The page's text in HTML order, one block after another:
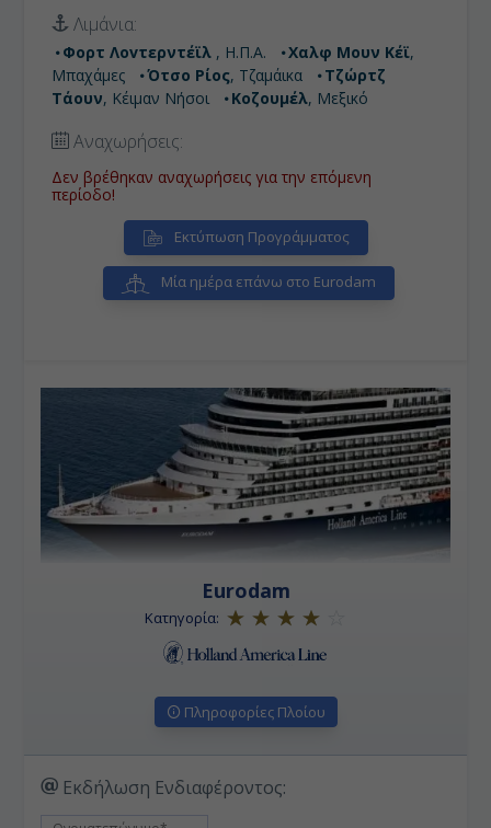
Τζωρτζτάουν για απόλυτη χαλάρωση, εξαιρετικό
φαγητό, έντονη νυχτερινή ζωή και φοβερά
υποβρύχια αξιοθέατα και προσβάσιμους υφάλους.
• Κοζουμέλ:
Νησί του Μεξικού στην Καραϊβική
βρίσκεται πάνω στο δεύτερο μεγαλύτερο
κοραλλιογενή ύφαλο του κόσμου. Ετοιμαστείτε για
βουτιές που θα σας κόψουν την ανάσα, κολύμπι σε
καταγάλανα νερά δίπλα σε δελφίνια και θαλάσσια
σπορ!
Λιμάνια:
Φορτ Λοvτερντέϊλ , Η.Π.Α. Χαλφ Μουν Κέϊ,
Μπαχάμες
Ότσο Ρίος, Τζαμάικα
Τζώρτζ
Τάουν, Κέιμαν Νήσοι Κοζουμέλ, Μεξικό
Αναχωρήσεις:
Δεν βρέθηκαν αναχωρήσεις για την επόμενη
περίοδο!
Εκτύπωση Προγράμματος
Μία ημέρα επάνω στο Eurodam
Eurodam
Κατηγορία:
Πληροφορίες Πλοίου
Εκδήλωση Ενδιαφέροντος: